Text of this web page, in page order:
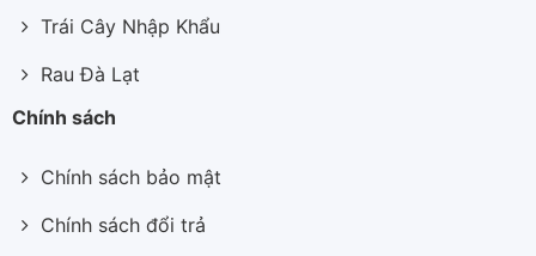
Trái Cây Nhập Khẩu
Rau Đà Lạt
Chính sách
Chính sách bảo mật
Chính sách đổi trả